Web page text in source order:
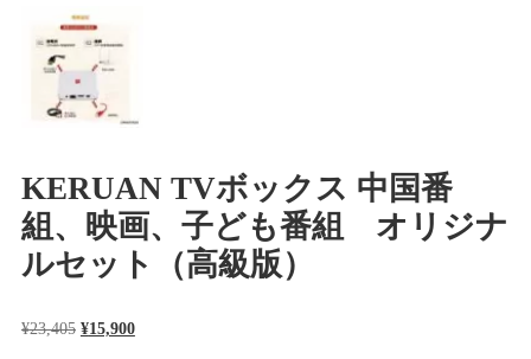
KERUAN TVボックス 中国番
組、映画、子ども番組 オリジナ
ルセット（高級版）
¥23,405 元
¥15,900現